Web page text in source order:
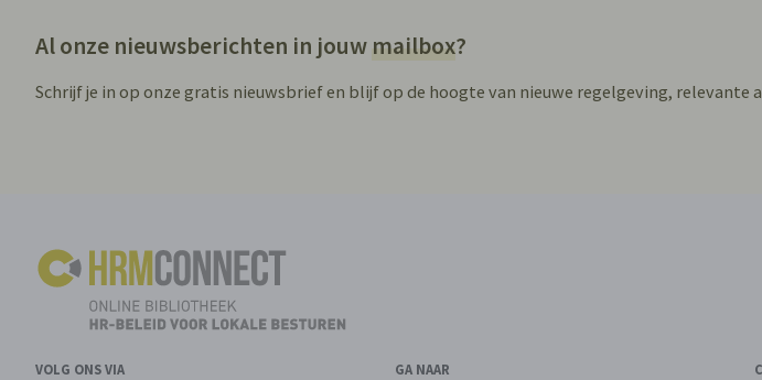
Al onze nieuwsberichten in jouw mailbox?
Schrijf je in op onze gratis nieuwsbrief en blijf op de hoogte van nieuwe regelgeving,
VOLG ONS VIA GA NAAR